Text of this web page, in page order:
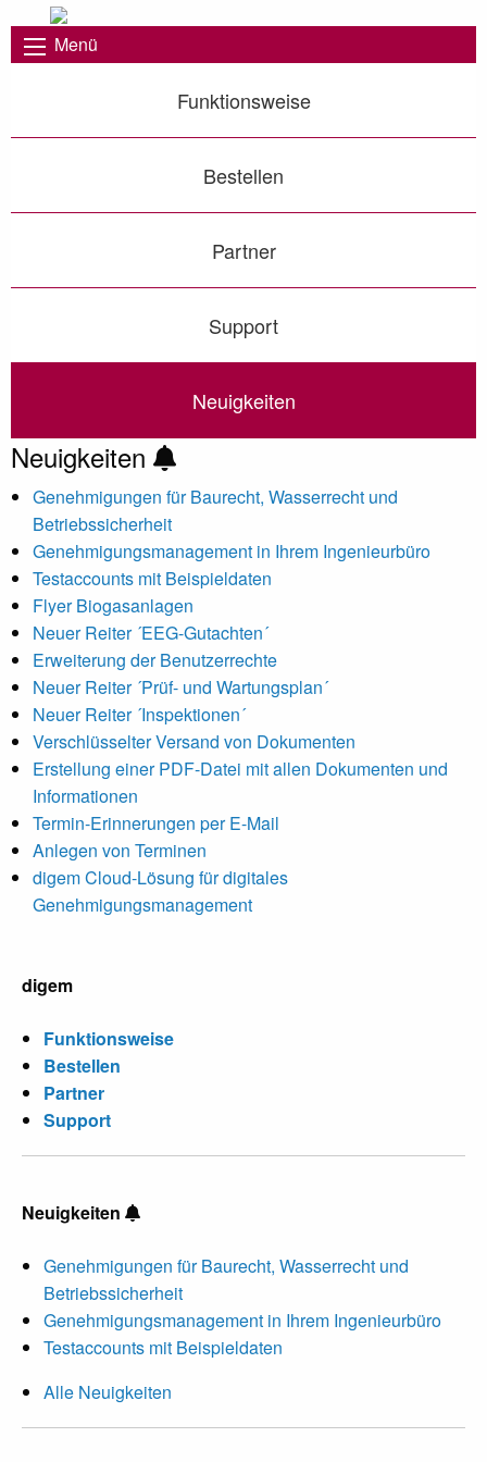
Menü
Funktionsweise
Bestellen
Partner
Support
Neuigkeiten
Neuigkeiten
Genehmigungen für Baurecht, Wasserrecht und
Betriebssicherheit
Genehmigungsmanagement in Ihrem Ingenieurbüro
Testaccounts mit Beispieldaten
Flyer Biogasanlagen
Neuer Reiter ´EEG-Gutachten´
Erweiterung der Benutzerrechte
Neuer Reiter ´Prüf- und Wartungsplan´
Neuer Reiter ´Inspektionen´
Verschlüsselter Versand von Dokumenten
Erstellung einer PDF-Datei mit allen Dokumenten und
Informationen
Termin-Erinnerungen per E-Mail
Anlegen von Terminen
digem Cloud-Lösung für digitales
Genehmigungsmanagement
digem
Funktionsweise
Bestellen
Partner
Support
Neuigkeiten
Genehmigungen für Baurecht, Wasserrecht und
Betriebssicherheit
Genehmigungsmanagement in Ihrem Ingenieurbüro
Testaccounts mit Beispieldaten
Alle Neuigkeiten